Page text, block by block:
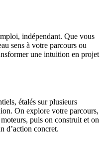
indépendant. Que vous
sens à votre parcours ou
une intuition en projet
étalés sur plusieurs
On explore votre parcours,
puis on construit et on
d’action concret.